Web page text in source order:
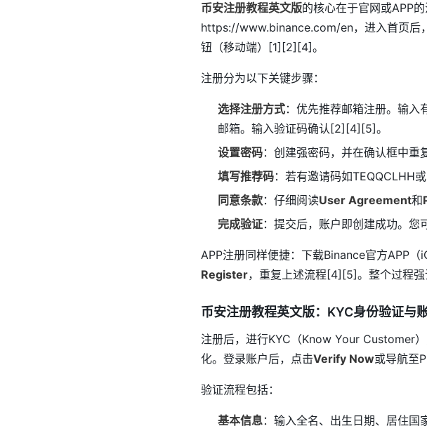
币安注册教程英文版的核心在于官网或APP
https://www.binance.com/en，进入首页后
钮（移动端）[1][2][4]。
注册分为以下关键步骤：
选择注册方式：优先推荐邮箱注册。输入
邮箱。输入验证码确认[2][4][5]。
设置密码：创建强密码，并在确认框中重
填写推荐码：若有邀请码如TEQQCLHH
同意条款：仔细阅读User Agreement和
完成验证：提交后，账户即创建成功。您
APP注册同样便捷：下载Binance官方APP
Register，重复上述流程[4][5]。整个过程强
币安注册教程英文版：KYC身份验证与
注册后，进行KYC（Know Your Customer
化。登录账户后，点击Verify Now或导航至
验证流程包括：
基本信息：输入全名、出生日期、居住